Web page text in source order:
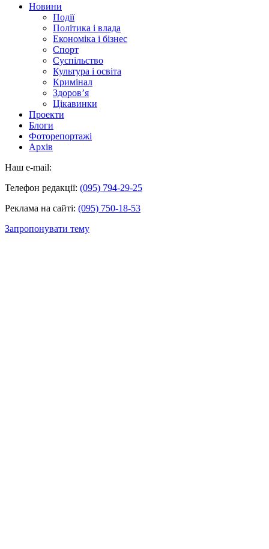
Новини
Події
Політика і влада
Економіка і бізнес
Спорт
Суспільство
Культура і освіта
Кримінал
Здоров’я
Цікавинки
Проекти
Блоги
Фоторепортажі
Архів
Наш e-mail:
Телефон редакції: (095) 794-29-25
Реклама на сайті: (095) 750-18-53
Запропонувати тему